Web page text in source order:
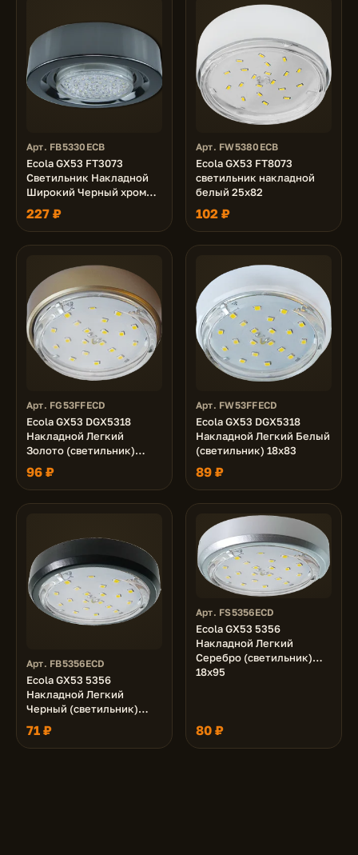
Арт. FB5330ECB
Ecola GX53 FT3073
Светильник Накладной
Широкий Черный хром
32x130
227 ₽
Арт. FW5380ECB
Ecola GX53 FT8073
светильник накладной
белый 25x82
102 ₽
Арт. FG53FFECD
Ecola GX53 DGX5318
Накладной Легкий
Золото (светильник)
18x83
96 ₽
Арт. FW53FFECD
Ecola GX53 DGX5318
Накладной Легкий Белый
(светильник) 18x83
89 ₽
Арт. FB5356ECD
Ecola GX53 5356
Накладной Легкий
Черный (светильник)
18x95
71 ₽
Арт. FS5356ECD
Ecola GX53 5356
Накладной Легкий
Серебро (светильник)
18x95
80 ₽